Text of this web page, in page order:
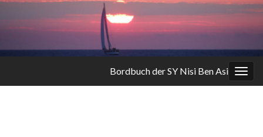
Bordbuch der SY Nisi Ben Asi